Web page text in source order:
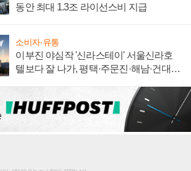
동안 최대 1.3조 라이선스비 지급
소비자·유통
이부진 야심작 '신라스테이' 서울신라호
텔보다 잘 나가, 평택·주문진·해남·건대로